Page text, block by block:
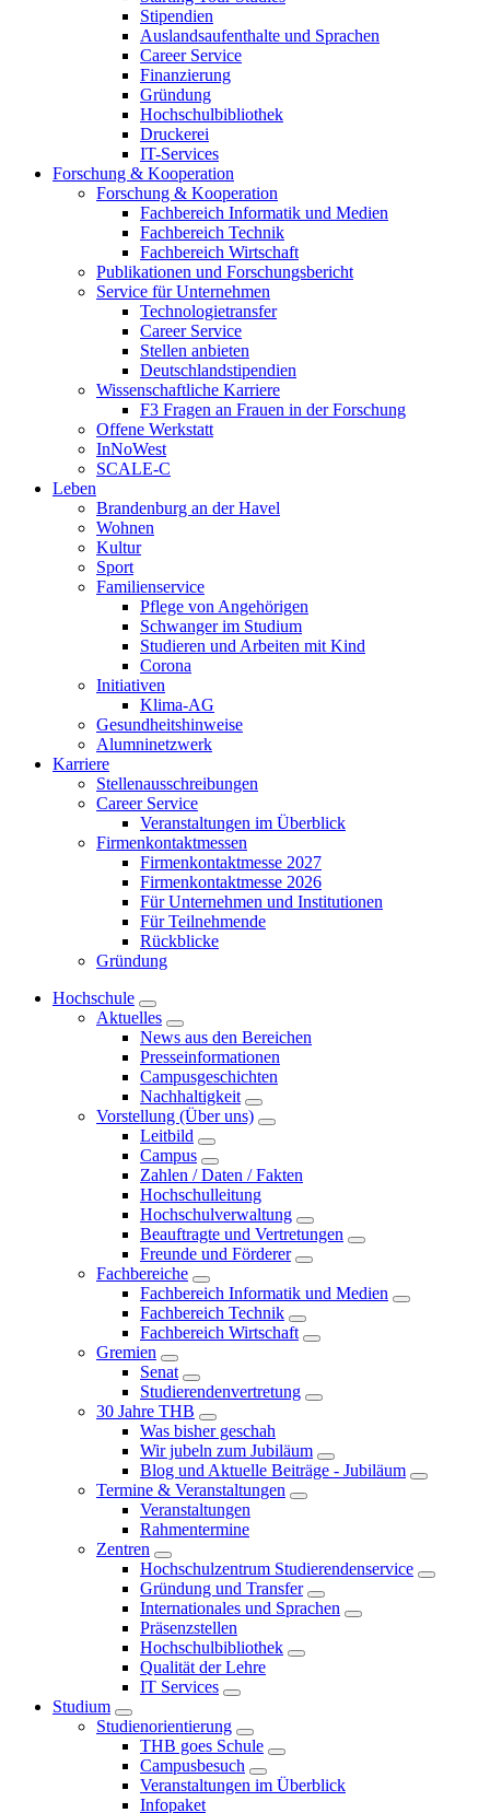
Stipendien
Auslandsaufenthalte und Sprachen
Career Service
Finanzierung
Gründung
Hochschulbibliothek
Druckerei
IT-Services
Forschung & Kooperation
Forschung & Kooperation
Fachbereich Informatik und Medien
Fachbereich Technik
Fachbereich Wirtschaft
Publikationen und Forschungsbericht
Service für Unternehmen
Technologietransfer
Career Service
Stellen anbieten
Deutschlandstipendien
Wissenschaftliche Karriere
F3 Fragen an Frauen in der Forschung
Offene Werkstatt
InNoWest
SCALE-C
Leben
Brandenburg an der Havel
Wohnen
Kultur
Sport
Familienservice
Pflege von Angehörigen
Schwanger im Studium
Studieren und Arbeiten mit Kind
Corona
Initiativen
Klima-AG
Gesundheitshinweise
Alumninetzwerk
Karriere
Stellenausschreibungen
Career Service
Veranstaltungen im Überblick
Firmenkontaktmessen
Firmenkontaktmesse 2027
Firmenkontaktmesse 2026
Für Unternehmen und Institutionen
Für Teilnehmende
Rückblicke
Gründung
Hochschule
Aktuelles
News aus den Bereichen
Presseinformationen
Campusgeschichten
Nachhaltigkeit
Vorstellung (Über uns)
Leitbild
Campus
Zahlen / Daten / Fakten
Hochschulleitung
Hochschulverwaltung
Beauftragte und Vertretungen
Freunde und Förderer
Fachbereiche
Fachbereich Informatik und Medien
Fachbereich Technik
Fachbereich Wirtschaft
Gremien
Senat
Studierendenvertretung
30 Jahre THB
Was bisher geschah
Wir jubeln zum Jubiläum
Blog und Aktuelle Beiträge - Jubiläum
Termine & Veranstaltungen
Veranstaltungen
Rahmentermine
Zentren
Hochschulzentrum Studierendenservice
Gründung und Transfer
Internationales und Sprachen
Präsenzstellen
Hochschulbibliothek
Qualität der Lehre
IT Services
Studium
Studienorientierung
THB goes Schule
Campusbesuch
Veranstaltungen im Überblick
Infopaket